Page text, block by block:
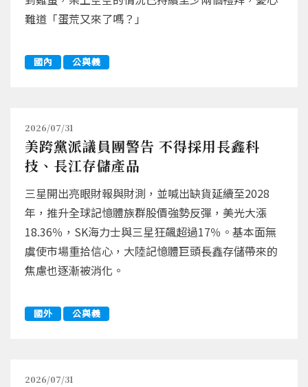
難道「蛋荒又來了嗎？」
國內 公與義
2026/07/31
美跨黨派議員團警告 不得採用長鑫科
技、長江存儲產品
三星開出亮眼財報與財測，並喊出缺貨延續至2028
年，推升全球記憶體族群股價強勢反彈，美光大漲
18.36％，SK海力士與三星狂飆超過17％。基本面無
虞使市場重拾信心，大陸記憶體巨頭長鑫存儲帶來的
焦慮也逐漸被消化。
國外 公與義
2026/07/31